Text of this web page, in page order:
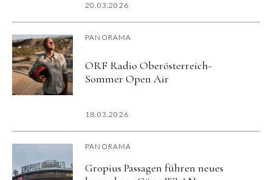
20.03.2026
PANORAMA
ORF Radio Oberösterreich-
Sommer Open Air
18.03.2026
PANORAMA
Gropius Passagen führen neues